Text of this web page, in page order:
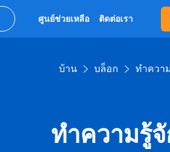
ศูนย์ช่วยเหลือ ติดต่อเรา
บ้าน บล็อก ทำควา
ทำความรู้